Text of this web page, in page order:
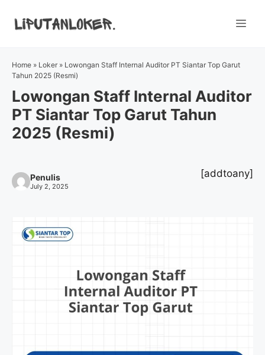
Home » Loker » Lowongan Staff Internal Auditor PT Siantar Top Garut
Tahun 2025 (Resmi)
Lowongan Staff Internal Auditor
PT Siantar Top Garut Tahun
2025 (Resmi)
Penulis
July 2, 2025
[addtoany]